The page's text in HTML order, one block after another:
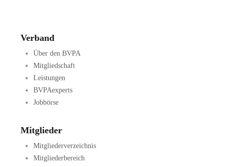
Verband
Über den BVPA
Mitgliedschaft
Leistungen
BVPAexperts
Jobbörse
Mitglieder
Mitgliederverzeichnis
Mitgliederbereich